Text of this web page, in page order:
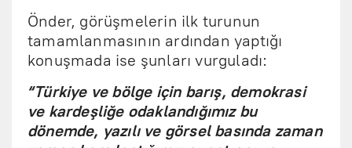
Önder, görüşmelerin ilk turunun
tamamlanmasının ardından yaptığı
konuşmada ise şunları vurguladı:
“Türkiye ve bölge için barış, demokrasi
ve kardeşliğe odaklandığımız bu
dönemde, yazılı ve görsel basında zaman